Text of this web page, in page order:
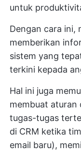
untuk
Dengan cara ini,
memberikan
sistem yang
terkini kepada
Hal ini juga
membuat aturan
tugas-tugas
di CRM ketika
email baru),